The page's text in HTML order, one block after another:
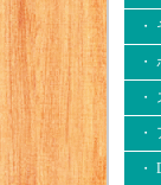
・
・
・
・
・